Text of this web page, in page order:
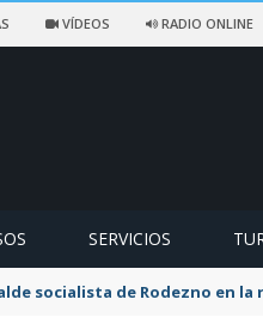
VÍDEOS RADIO ONLINE
SERVICIOS
socialista de Rodezno en la